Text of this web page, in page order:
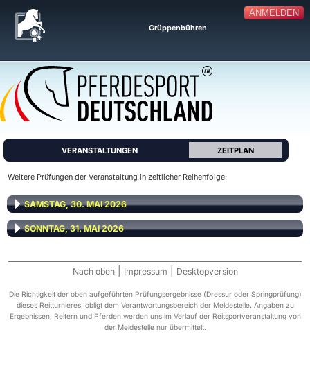
ANMELDEN
Grüppenbühren
VERANSTALTUNGEN ZEITPLAN
Weitere Prüfungen der Veranstaltung in zeitlicher Reihenfolge:
SAMSTAG, 30. MAI 2026
SONNTAG, 31. MAI 2026
Nach oben Impressum Desktopversion
Die Richtigkeit der oben aufgeführten Prüfungsergebnisse (Dressur oder Springprüfung)
dieses Reitturnieres, obligt dem Verantwortungsbereich der Meldestelle. Angaben zu
Ergebnissen, Reitern und Pferden werden uns im Verlauf der Reitsportveranstaltung von
der Meldestelle nur übermittelt.